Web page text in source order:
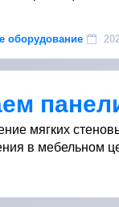
оборудование
мягких
в мебельном